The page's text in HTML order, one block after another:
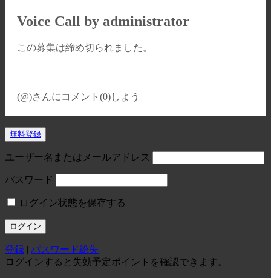
Voice Call by administrator
この募集は締め切られました。
(@)さんにコメント(0)しよう
無料登録
ユーザー名またはメールアドレス
パスワード
ログイン状態を保存する
登録 | パスワード紛失
ログインすると失効予定ポイントを確認できます。